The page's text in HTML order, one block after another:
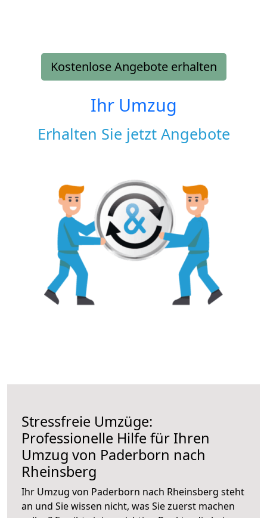
Kostenlose Angebote erhalten
Ihr Umzug
Erhalten Sie jetzt Angebote
Stressfreie Umzüge:
Professionelle Hilfe für Ihren
Umzug von Paderborn nach
Rheinsberg
Ihr Umzug von Paderborn nach Rheinsberg steht
an und Sie wissen nicht, was Sie zuerst machen